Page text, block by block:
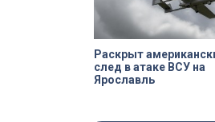
Раскрыт
след в атаке ВСУ на
Ярославль